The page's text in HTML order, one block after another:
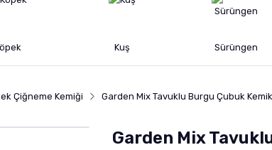
Kuş Sürüngen
Çiğneme Kemiği Garden Mix Tavuklu Burgu Çubuk
Garden Mix